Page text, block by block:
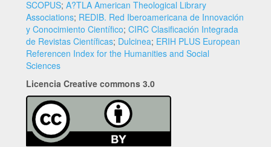
SCOPUS; A?TLA American Theological Library
Associations; REDIB. Red Iberoamericana de Innovación
y Conocimiento Científico; CIRC Clasificación Integrada
de Revistas Científicas; Dulcinea; ERIH PLUS European
Referencen Index for the Humanities and Social
Sciences
Licencia Creative commons 3.0